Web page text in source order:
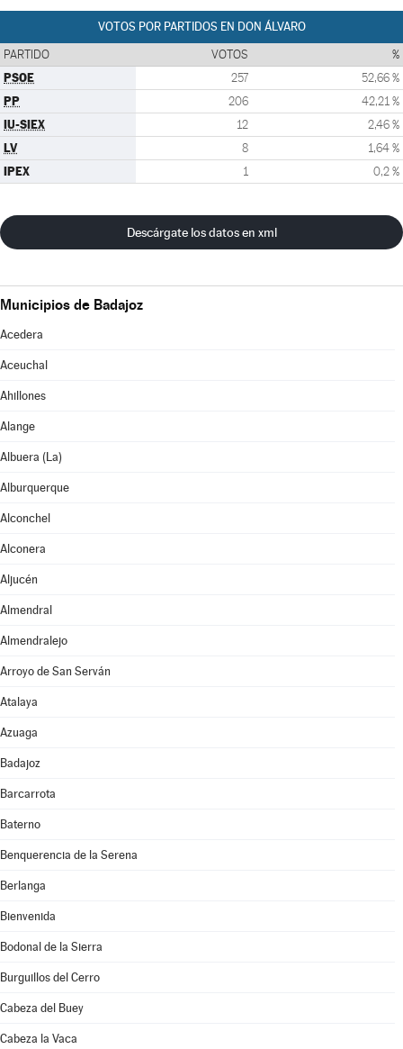
VOTOS POR PARTIDOS EN DON ÁLVARO
PARTIDO VOTOS %
PSOE 257 52,66 %
PP 206 42,21 %
IU-SIEX 12 2,46 %
LV 8 1,64 %
IPEX 1 0,2 %
Descárgate los datos en xml
Municipios de Badajoz
Acedera
Aceuchal
Ahillones
Alange
Albuera (La)
Alburquerque
Alconchel
Alconera
Aljucén
Almendral
Almendralejo
Arroyo de San Serván
Atalaya
Azuaga
Badajoz
Barcarrota
Baterno
Benquerencia de la Serena
Berlanga
Bienvenida
Bodonal de la Sierra
Burguillos del Cerro
Cabeza del Buey
Cabeza la Vaca